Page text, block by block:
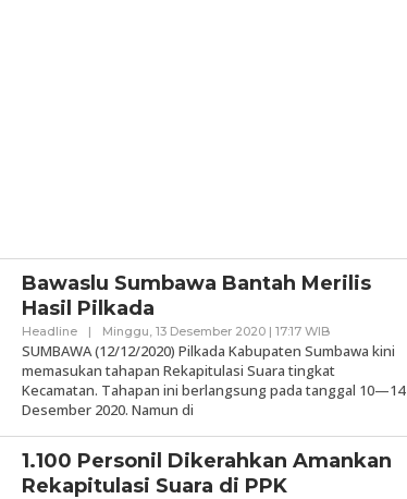
Bawaslu Sumbawa Bantah Merilis
Hasil Pilkada
Headline | Minggu, 13 Desember 2020 | 17:17 WIBOleh
Samawarea
SUMBAWA (12/12/2020) Pilkada Kabupaten Sumbawa kini
memasukan tahapan Rekapitulasi Suara tingkat
Kecamatan. Tahapan ini berlangsung pada tanggal 10—14
Desember 2020. Namun di
1.100 Personil Dikerahkan Amankan
Rekapitulasi Suara di PPK